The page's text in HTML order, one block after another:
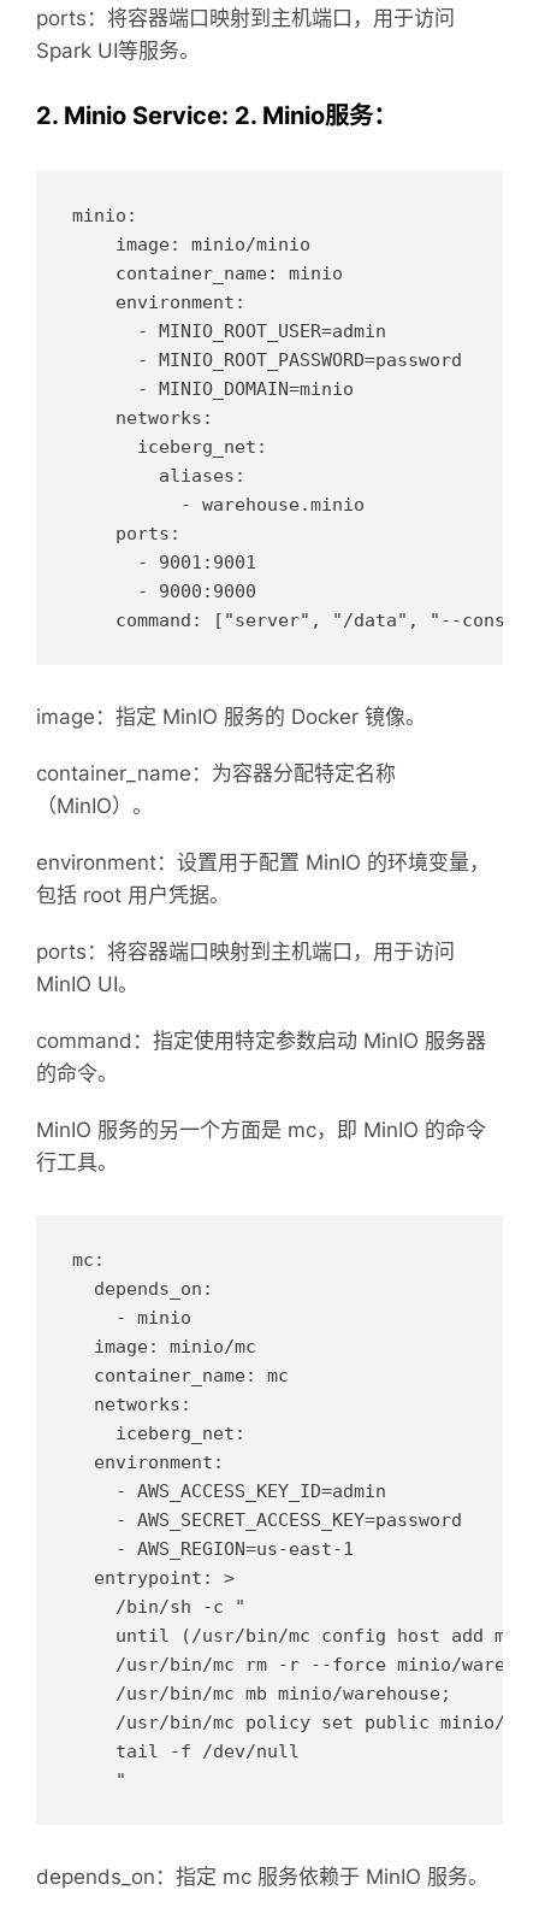
ports：将容器端口映射到主机端口，用于访问
Spark UI等服务。
2. Minio Service: 2. Minio服务：
minio:
    image: minio/minio
    container_name: minio
    environment:
      - MINIO_ROOT_USER=admin
      - MINIO_ROOT_PASSWORD=password
      - MINIO_DOMAIN=minio
    networks:
      iceberg_net:
        aliases:
          - warehouse.minio
    ports:
      - 9001:9001
      - 9000:9000
image：指定 MinIO 服务的 Docker 镜像。
container_name：为容器分配特定名称
（MinIO）。
environment：设置用于配置 MinIO 的环境变量，
包括 root 用户凭据。
ports：将容器端口映射到主机端口，用于访问
MinIO UI。
command：指定使用特定参数启动 MinIO 服务器
的命令。
MinIO 服务的另一个方面是 mc，即 MinIO 的命令
行工具。
mc:
  depends_on:
    - minio
  image: minio/mc
  container_name: mc
  networks:
    iceberg_net:
  environment:
    - AWS_ACCESS_KEY_ID=admin
    - AWS_SECRET_ACCESS_KEY=password
    - AWS_REGION=us-east-1
  entrypoint: >
    /bin/sh -c "
until (/usr/bin/mc config host add
/usr/bin/mc rm -r --force minio/
    /usr/bin/mc mb minio/warehouse;
/usr/bin/mc policy set public minio/
    tail -f /dev/null
depends_on：指定 mc 服务依赖于 MinIO 服务。